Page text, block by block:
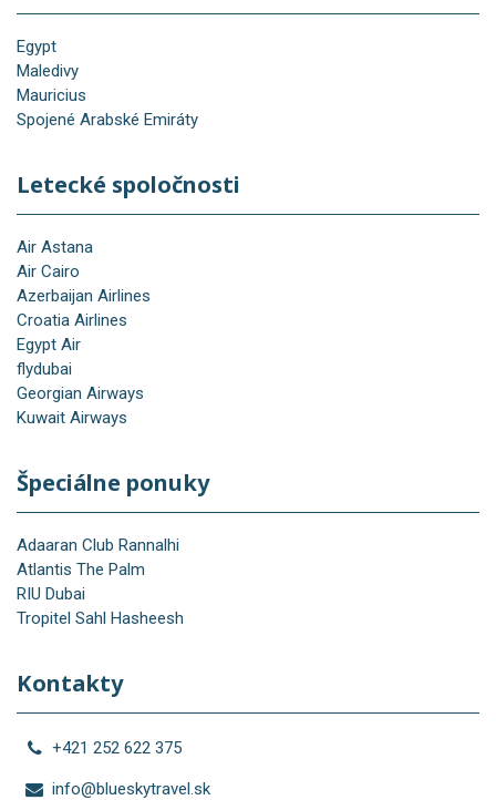
Egypt
Maledivy
Mauricius
Spojené Arabské Emiráty
Letecké spoločnosti
Air Astana
Air Cairo
Azerbaijan Airlines
Croatia Airlines
Egypt Air
flydubai
Georgian Airways
Kuwait Airways
Špeciálne ponuky
Adaaran Club Rannalhi
Atlantis The Palm
RIU Dubai
Tropitel Sahl Hasheesh
Kontakty
+421 252 622 375
info@blueskytravel.sk